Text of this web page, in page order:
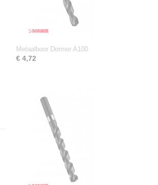
Metaalboor Dormer A100
€ 4,72